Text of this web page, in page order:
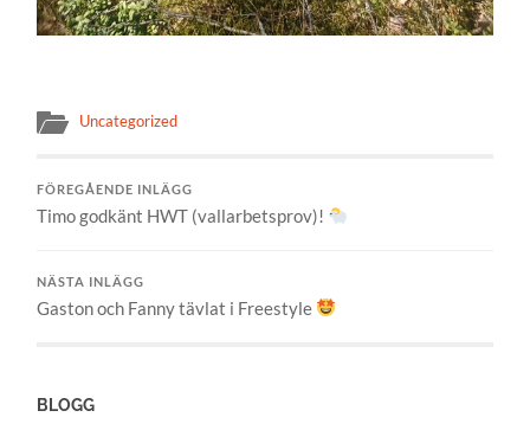
Uncategorized
FÖREGÅENDE INLÄGG
Timo godkänt HWT (vallarbetsprov)!
NÄSTA INLÄGG
Gaston och Fanny tävlat i Freestyle
BLOGG